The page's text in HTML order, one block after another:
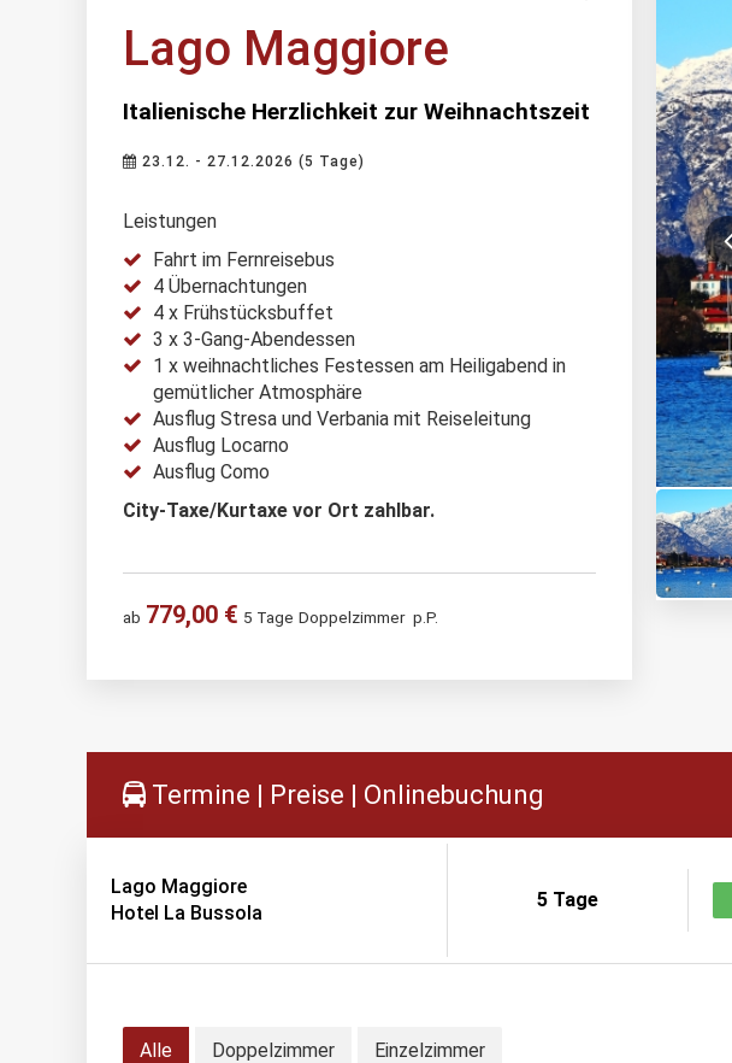
Lago Maggiore
Italienische Herzlichkeit zur Weihnachtszeit
23.12. - 27.12.2026 (5 Tage)
Leistungen
Fahrt im Fernreisebus
4 Übernachtungen
4 x Frühstücksbuffet
3 x 3-Gang-Abendessen
1 x weihnachtliches Festessen am Heiligabend in
gemütlicher Atmosphäre
Ausflug Stresa und Verbania mit Reiseleitung
Ausflug Locarno
Ausflug Como
City-Taxe/Kurtaxe vor Ort zahlbar.
ab 779,00 € 5 Tage Doppelzimmer p.P.
Termine | Preise | Onlinebuchung
Lago Maggiore
Hotel La Bussola
5 Tage
Alle Doppelzimmer Einzelzimmer